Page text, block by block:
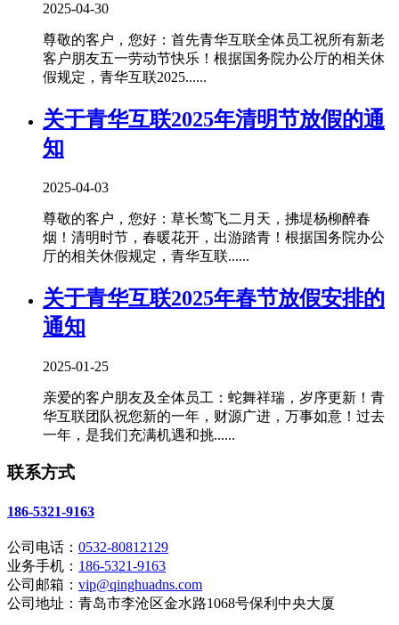
2025-04-30
尊敬的客户，您好：首先青华互联全体员工祝所有新老
客户朋友五一劳动节快乐！根据国务院办公厅的相关休
假规定，青华互联2025......
关于青华互联2025年清明节放假的通
知
2025-04-03
尊敬的客户，您好：草长莺飞二月天，拂堤杨柳醉春
烟！清明时节，春暖花开，出游踏青！根据国务院办公
厅的相关休假规定，青华互联......
关于青华互联2025年春节放假安排的
通知
2025-01-25
亲爱的客户朋友及全体员工：蛇舞祥瑞，岁序更新！青
华互联团队祝您新的一年，财源广进，万事如意！过去
一年，是我们充满机遇和挑......
联系方式
186-5321-9163
公司电话： 0532-80812129
业务手机： 186-5321-9163
公司邮箱： vip@qinghuadns.com
公司地址：青岛市李沧区金水路1068号保利中央大厦